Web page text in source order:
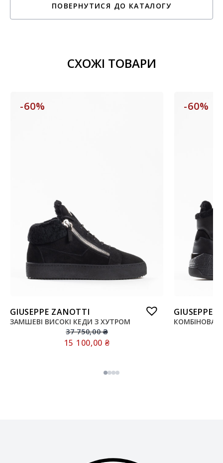
ПОВЕРНУТИСЯ ДО КАТАЛОГУ
СХОЖІ ТОВАРИ
-60%
GIUSEPPE ZANOTTI
ЗАМШЕВІ ВИСОКІ КЕДИ З ХУТРОМ
37 750,00₴
15 100,00 ₴
-60%
GIUSEPPE